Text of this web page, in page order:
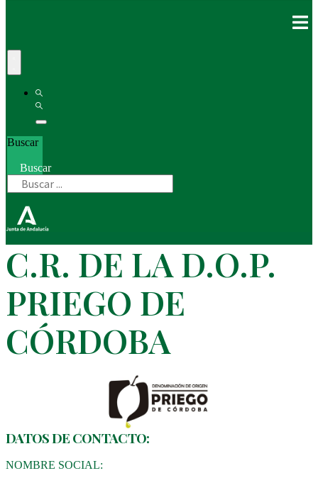
Buscar
Buscar
C.R. DE LA D.O.P.
PRIEGO DE
CÓRDOBA
DATOS DE CONTACTO:
NOMBRE SOCIAL: